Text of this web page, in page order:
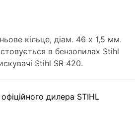
кільце, діам. 46 х 1,5 мм.
в бензопилах Stihl
Stihl SR 420.
дилера STIHL